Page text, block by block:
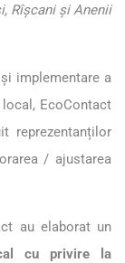
Rîșcani și Anenii
implementare a
EcoContact
reprezentanților
/ ajustarea
au elaborat un
cu privire la